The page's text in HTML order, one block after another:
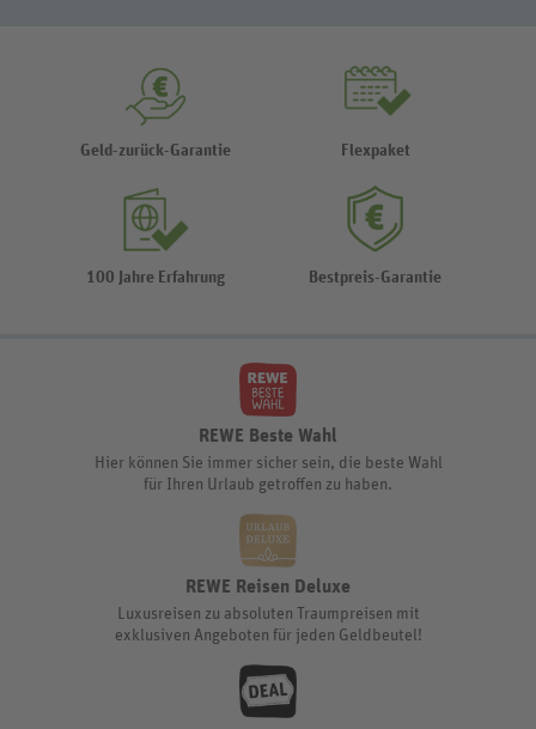
Geld-zurück-Garantie Flexpaket
100 Jahre Erfahrung Bestpreis-Garantie
REWE Beste Wahl
Hier können Sie immer sicher sein, die beste Wahl
für Ihren Urlaub getroffen zu haben.
REWE Reisen Deluxe
Luxusreisen zu absoluten Traumpreisen mit
exklusiven Angeboten für jeden Geldbeutel!